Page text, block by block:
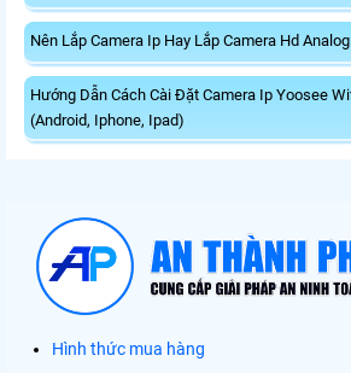
Nên Lắp Camera Ip Hay Lắp Camera Hd Analog
Hướng Dẫn Cách Cài Đặt Camera Ip Yoosee
(Android, Iphone, Ipad)
Hình thức mua hàng